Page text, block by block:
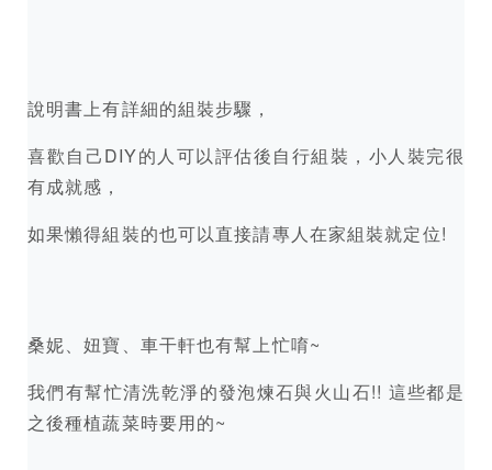
說明書上有詳細的組裝步驟，
喜歡自己DIY的人可以評估後自行組裝，小人裝完很
有成就感，
如果懶得組裝的也可以直接請專人在家組裝就定位!
桑妮、妞寶、車干軒也有幫上忙唷~
我們有幫忙清洗乾淨的發泡煉石與火山石!! 這些都是
之後種植蔬菜時要用的~